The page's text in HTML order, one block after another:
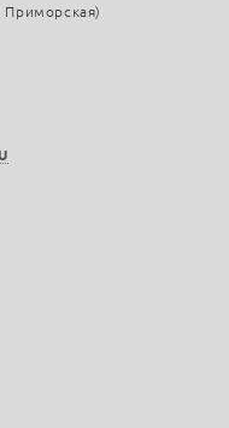
Приморская)